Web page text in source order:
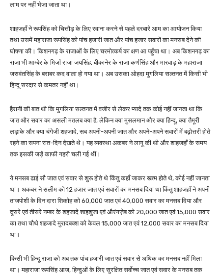
लाम पर नहीं भेजा जाता था।
शाहजहाँ ने रूपसिंह को चित्तौड़ के लिए रवाना करने से पहले दरबारे आम का आयोजन किया
तथा उसमें महाराजा रूपसिंह को पांच हजारी जात और पांच हजार सवारों का मनसब देने की
घोषणा की। किशनगढ़ के राजाओं के लिए चरमोत्कर्ष का क्षण आ पहुँचा था। अब किशनगढ़ का
राजा भी आम्बेर के मिर्जा राजा जयसिंह, बीकानेर के राजा कर्णसिंह और मारवाड़ के महाराजा
जसवंतसिंह के बराबर कद वाला हो गया था। अब उसका ओहदा मुगलिया सल्तनत में किसी भी
हिन्दू सरदार से कमतर नहीं था।
हैरानी की बात थी कि मुगलिया सल्तनत में वजीर से लेकर प्यादे तक कोई नहीं जानता था कि
जात और सवार का असली मतलब क्या है, लेकिन क्या मुसलमान और क्या हिन्दू, क्या तैमूरी
लड़ाके और क्या चंगेजी शहजादे, सब अपनी-अपनी जात और अपने-अपने सवारों में बढ़ोत्तरी होते
रहने का सपना रात-दिन देखते थे। यह व्यवस्था अकबर ने लागू की थी और शाहजहाँ के समय
तक इसकी जड़ें काफी गहरी चली गई थीं।
ये मनसब ढाई सौ जात एवं सवार से शुरू होते थे किंतु कहाँ जाकर खत्म होते थे, कोई नहीं जानता
था। अकबर ने सलीम को 12 हजार जात एवं सवारों का मनसब दिया था किंतु शाहजहाँ ने अपनी
ताजपोशी के दिन दारा शिकोह को 60,000 जात एवं 40,000 सवार का मनसब दिया और
दूसरे एवं तीसरे नम्बर के शहजादे शाहशुजा एवं औरंगज़ेब को 20,000 जात एवं 15,000 सवार
का तथा चौथे शहजादे मुरादबक्श को केवल 15,000 जात एवं 12,000 सवार का मनसब दिया
था।
किसी भी हिन्दू राजा को अब तक पांच हजारी जात एवं सवार से अधिक का मनसब नहीं मिला
था। महाराजा रूपसिंह आज, हिन्दुओं के लिए सुरक्षित सर्वोच्च जात एवं सवार के मनसब तक